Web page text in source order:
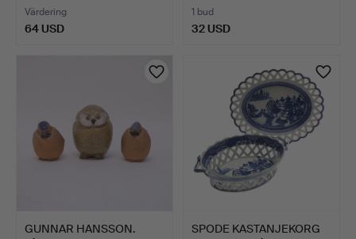
Värdering
64 USD
1 bud
32 USD
GUNNAR HANSSON.
SPODE KASTANJEKORG